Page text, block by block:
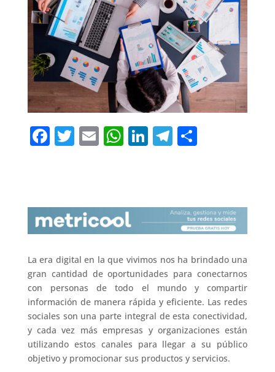
F
b
o
o
k
T
r
E W
A
p
p
Li
dI
n
T
a
m
C
ar
ti
r
La era digital en la que vivimos nos ha brindado una
gran cantidad de oportunidades para conectarnos
con personas de todo el mundo y compartir
información de manera rápida y eficiente. Las redes
sociales son una parte integral de esta conectividad,
y cada vez más empresas y organizaciones están
utilizando estos canales para llegar a su público
objetivo y promocionar sus productos y servicios.